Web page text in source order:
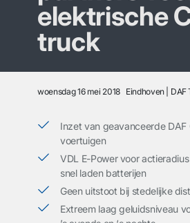
elektrische
truck
woensdag 16 mei 2018 Eindhoven DAF
Inzet van geavanceerde DAF
voertuigen
VDL E-Power voor
snel laden batterijen
Geen uitstoot bij stedelijke
Extreem laag geluidsniveau